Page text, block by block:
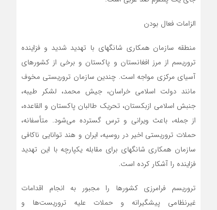
الزامات فعال بودن
منطقه سازمان همکاری شانگهای با تهدید شدید و فزاینده
تروریسم از مرز افغانستان و پاکستان و برخی از کشورهای
آسیای مرکزی مواجه است. چندین سازمان تروریستی مخوف
مانند دولت اسلامی خراسان، جیش محمد، لشکر طیبه،
جنبش اسلامی ازبکستان، تحریک طالبان پاکستان و القاعده،
از جمله، باعث ویرانی و ترس گسترده می‌شود. متأسفانه،
حملات تروریستی اخیر در روسیه، ایران و هند توانایی ناکافی
سازمان همکاری شانگهای برای مقابله یکپارچه با این تهدید
فزاینده را آشکار کرده است.
تروریسم فرامرزی کشورها را مجبور به انجام اقدامات
غیرنظامی پیشگیرانه و حملات علیه تروریست‌ها و